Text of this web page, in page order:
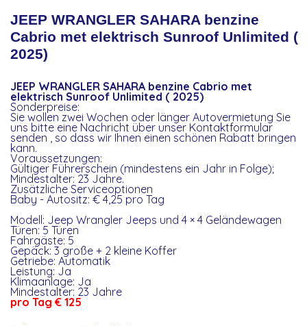
JEEP WRANGLER SAHARA benzine
Cabrio met elektrisch Sunroof Unlimited (
2025)
JEEP WRANGLER SAHARA benzine Cabrio met
elektrisch Sunroof Unlimited ( 2025)
Sonderpreise:
Sie wollen zwei Wochen oder länger Autovermietung Sie
uns bitte eine Nachricht über unser Kontaktformular
senden , so dass wir Ihnen einen schönen Rabatt bringen
kann.
Voraussetzungen:
Gültiger Führerschein (mindestens ein Jahr in Folge);
Mindestalter: 23 Jahre.
Zusätzliche Serviceoptionen
Baby - Autositz: € 4,25 pro Tag
Modell: Jeep Wrangler Jeeps und 4 × 4 Geländewagen
Türen: 5 Türen
Fahrgäste: 5
Gepäck: 3 große + 2 kleine Koffer
Getriebe: Automatik
Leistung: Ja
Klimaanlage: Ja
Mindestalter: 23 Jahre
pro Tag € 125